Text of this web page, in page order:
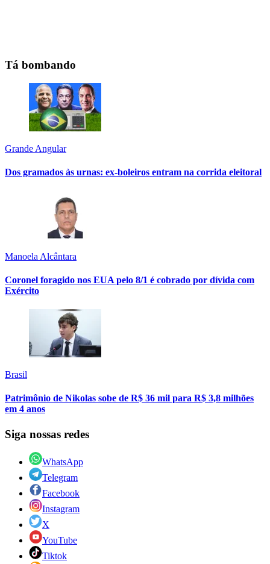
Tá bombando
Grande Angular
Dos gramados às urnas: ex-boleiros entram na corrida eleitoral
Manoela Alcântara
Coronel foragido nos EUA pelo 8/1 é cobrado por dívida com
Exército
Brasil
Patrimônio de Nikolas sobe de R$ 36 mil para R$ 3,8 milhões
em 4 anos
Siga nossas redes
WhatsApp
Telegram
Facebook
Instagram
X
YouTube
Tiktok